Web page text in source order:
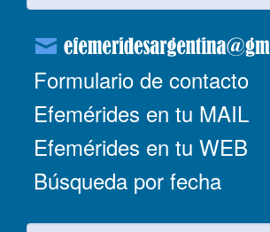
Formulario de contacto
Efemérides en tu MAIL
Efemérides en tu WEB
Búsqueda por fecha